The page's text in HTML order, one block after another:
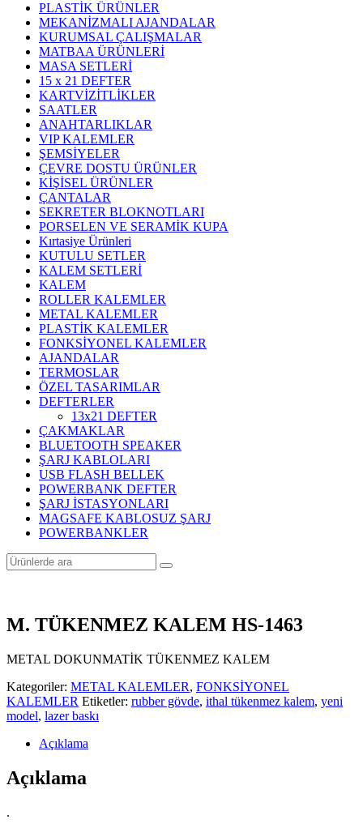
PLASTİK ÜRÜNLER
MEKANİZMALI AJANDALAR
KURUMSAL ÇALIŞMALAR
MATBAA ÜRÜNLERİ
MASA SETLERİ
15 x 21 DEFTER
KARTVİZİTLİKLER
SAATLER
ANAHTARLIKLAR
VIP KALEMLER
ŞEMSİYELER
ÇEVRE DOSTU ÜRÜNLER
KİŞİSEL ÜRÜNLER
ÇANTALAR
SEKRETER BLOKNOTLARI
PORSELEN VE SERAMİK KUPA
Kırtasiye Ürünleri
KUTULU SETLER
KALEM SETLERİ
KALEM
ROLLER KALEMLER
METAL KALEMLER
PLASTİK KALEMLER
FONKSİYONEL KALEMLER
AJANDALAR
TERMOSLAR
ÖZEL TASARIMLAR
DEFTERLER
13x21 DEFTER
ÇAKMAKLAR
BLUETOOTH SPEAKER
ŞARJ KABLOLARI
USB FLASH BELLEK
POWERBANK DEFTER
ŞARJ İSTASYONLARI
MAGSAFE KABLOSUZ ŞARJ
POWERBANKLER
M. TÜKENMEZ KALEM HS-1463
METAL DOKUNMATİK TÜKENMEZ KALEM
Kategoriler: METAL KALEMLER, FONKSİYONEL
KALEMLER Etiketler: rubber gövde, ithal tükenmez kalem, yeni
model, lazer baskı
Açıklama
Açıklama
.